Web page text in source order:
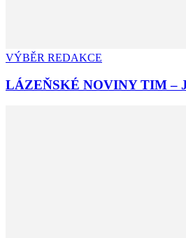
VÝBĚR REDAKCE
LÁZEŇSKÉ NOVINY TIM –